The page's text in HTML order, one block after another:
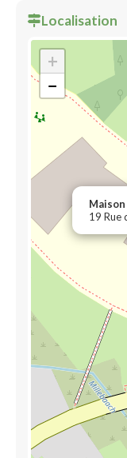
Localisation
19 Rue
+
−